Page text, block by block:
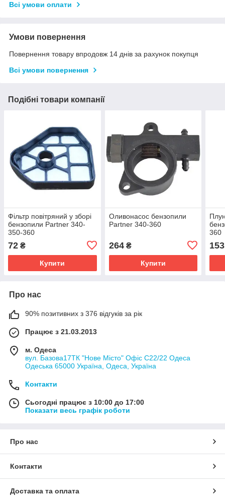
Всі умови оплати
Умови повернення
Повернення товару впродовж 14 днів за рахунок покупця
Всі умови повернення
Подібні товари компанії
Фільтр повітряний у зборі
бензопили Partner 340-
350-360
72 ₴
Купити
Оливонасос бензопили
Partner 340-360
264₴
Купити
360
Про нас
90% позитивних з 376 відгуків за рік
Працює з 21.03.2013
м. Одеса
вул. Базова17ТК "Нове Місто" Офіс С22/22 Одеса
Одеська 65000 Україна, Одеса, Україна
Контакти
Сьогодні працює з 10:00 до 17:00
Показати весь графік роботи
Про нас
Контакти
Доставка та оплата